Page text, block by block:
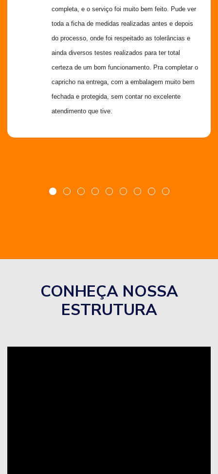
completa, e o serviço foi muito bem feito. Pude ver
toda a ficha de medidas realizadas antes e depois
do processo, onde foi respeitado as tolerâncias e
ainda diversos testes realizados para ter total
certeza de um bom funcionamento. Pra completar o
capricho na entrega, com a embalagem muito bem
fechada e protegida, sem contar no excelente
atendimento que tive.
CONHEÇA NOSSA
ESTRUTURA